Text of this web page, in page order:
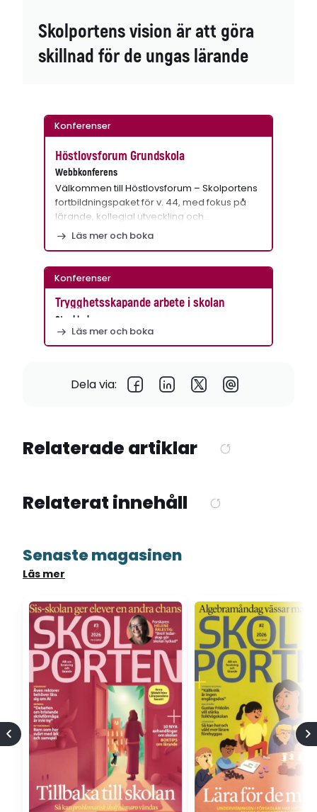
Skolportens vision är att göra
skillnad för de ungas lärande
Konferenser
Höstlovsforum Grundskola
Webbkonferens
Välkommen till Höstlovsforum – Skolportens
fortbildningspaket för v. 44, med fokus på
lärande, kollegial utveckling och…
Läs mer och boka
Konferenser
Trygghetsskapande arbete i skolan
Stockholm
Läs mer och boka
Dela via:
Relaterade artiklar
Relaterat innehåll
Senaste magasinen
Läs mer